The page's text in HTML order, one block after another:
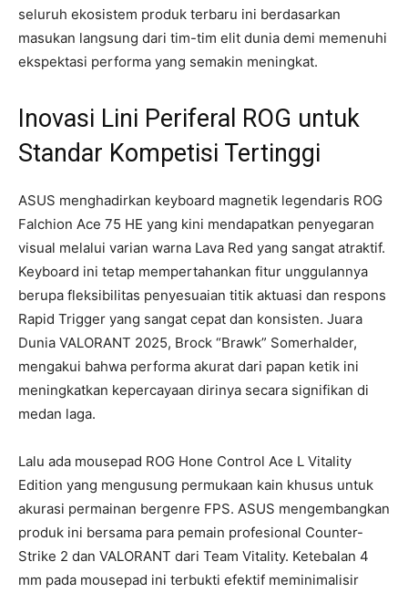
seluruh ekosistem produk terbaru ini berdasarkan
masukan langsung dari tim-tim elit dunia demi memenuhi
ekspektasi performa yang semakin meningkat.
Inovasi Lini Periferal ROG untuk
Standar Kompetisi Tertinggi
ASUS menghadirkan keyboard magnetik legendaris ROG
Falchion Ace 75 HE yang kini mendapatkan penyegaran
visual melalui varian warna Lava Red yang sangat atraktif.
Keyboard ini tetap mempertahankan fitur unggulannya
berupa fleksibilitas penyesuaian titik aktuasi dan respons
Rapid Trigger yang sangat cepat dan konsisten. Juara
Dunia VALORANT 2025, Brock “Brawk” Somerhalder,
mengakui bahwa performa akurat dari papan ketik ini
meningkatkan kepercayaan dirinya secara signifikan di
medan laga.
Lalu ada mousepad ROG Hone Control Ace L Vitality
Edition yang mengusung permukaan kain khusus untuk
akurasi permainan bergenre FPS. ASUS mengembangkan
produk ini bersama para pemain profesional Counter-
Strike 2 dan VALORANT dari Team Vitality. Ketebalan 4
mm pada mousepad ini terbukti efektif meminimalisir